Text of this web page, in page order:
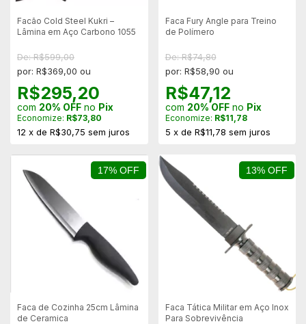
Facão Cold Steel Kukri –
Lâmina em Aço Carbono 1055
De: R$599,00
por: R$369,00 ou
R$295,20
com 20% OFF no Pix
Economize: R$73,80
12 x de R$30,75 sem juros
Faca Fury Angle para Treino
de Polímero
De: R$74,80
por: R$58,90 ou
R$47,12
com 20% OFFno Pix
Economize: R$11,78
5 x de R$11,78 sem juros
17% OFF
Faca de Cozinha 25cm Lâmina
de Ceramica
13% OFF
Faca Tática Militar em Aço Inox
Para Sobrevivência